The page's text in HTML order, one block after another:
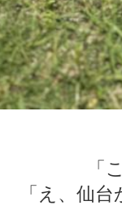
「
「え、仙